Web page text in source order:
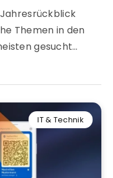
Themen in den
gesucht…
IT & Technik